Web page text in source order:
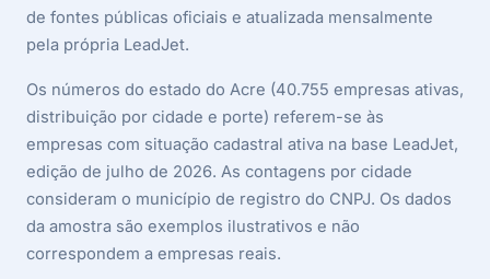
de fontes públicas oficiais e atualizada mensalmente
pela própria LeadJet.
Os números do estado do Acre (40.755 empresas ativas,
distribuição por cidade e porte) referem-se às
empresas com situação cadastral ativa na base LeadJet,
edição de julho de 2026. As contagens por cidade
consideram o município de registro do CNPJ. Os dados
da amostra são exemplos ilustrativos e não
correspondem a empresas reais.